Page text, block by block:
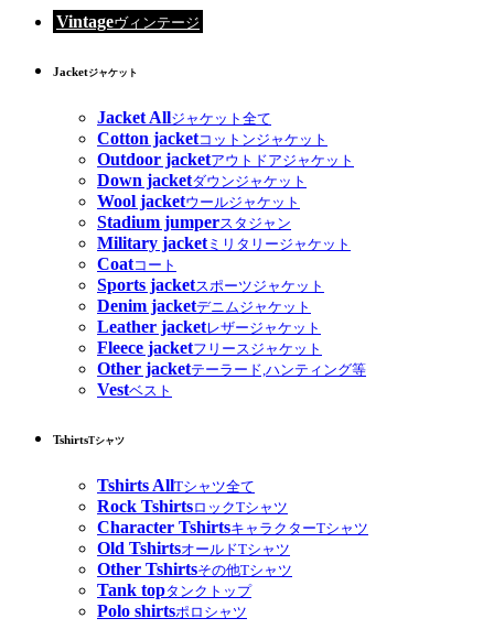
Vintageヴィンテージ
Jacketジャケット
Jacket Allジャケット全て
Cotton jacketコットンジャケット
Outdoor jacketアウトドアジャケット
Down jacketダウンジャケット
Wool jacketウールジャケット
Stadium jumperスタジャン
Military jacketミリタリージャケット
Coatコート
Sports jacketスポーツジャケット
Denim jacketデニムジャケット
Leather jacketレザージャケット
Fleece jacketフリースジャケット
Other jacketテーラード,ハンティング等
Vestベスト
TshirtsTシャツ
Tshirts AllTシャツ全て
Rock TshirtsロックTシャツ
Character TshirtsキャラクターTシャツ
Old TshirtsオールドTシャツ
Other Tshirtsその他Tシャツ
Tank topタンクトップ
Polo shirtsポロシャツ